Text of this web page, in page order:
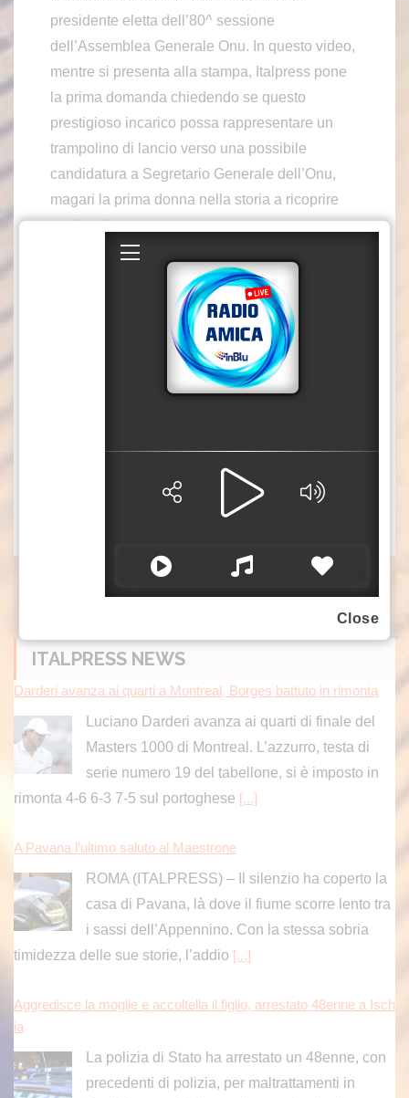
presidente eletta dell’80^ sessione
dell’Assemblea Generale Onu. In questo video,
mentre si presenta alla stampa, Italpress pone
la prima domanda chiedendo se questo
prestigioso incarico possa rappresentare un
trampolino di lancio verso una possibile
candidatura a Segretario Generale dell’Onu,
magari la prima donna nella storia a ricoprire
quel ruolo.
Nella sua risposta, Baerbock ha sottolineato
l’importanza di un processo di selezione
trasparente, ricordando che finora nessuna
donna ha ricoperto la carica di Segretario
Generale. Pur non dichiarando apertamente
una sua intenzione, ha ribadito il ruolo centrale
successore di António Guterres.
(video di Stefano Vaccara)
ITALPRESS NEWS
Darderi avanza ai quarti a Montreal, Borges battuto in rimonta
Luciano Darderi avanza ai quarti di finale del
Masters 1000 di Montreal. L’azzurro, testa di
serie numero 19 del tabellone, si è imposto in
rimonta 4-6 6-3 7-5 sul portoghese [...]
A Pavana l’ultimo saluto al Maestrone
ROMA (ITALPRESS) – Il silenzio ha coperto la
casa di Pavana, là dove il fiume scorre lento tra
i sassi dell’Appennino. Con la stessa sobria
timidezza delle sue storie, l’addio [...]
Aggredisce la moglie e accoltella il figlio, arrestato 48enne a Isch
ia
La polizia di Stato ha arrestato un 48enne, con
precedenti di polizia, per maltrattamenti in
Close